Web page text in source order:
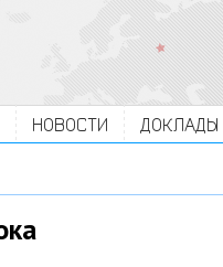
НОВОСТИ ДОКЛАДЫ